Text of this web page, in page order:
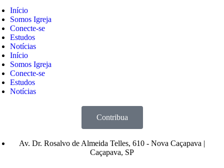
Início
Somos Igreja
Conecte-se
Estudos
Notícias
Início
Somos Igreja
Conecte-se
Estudos
Notícias
Contribua
Av. Dr. Rosalvo de Almeida Telles, 610 - Nova Caçapava |
Caçapava, SP